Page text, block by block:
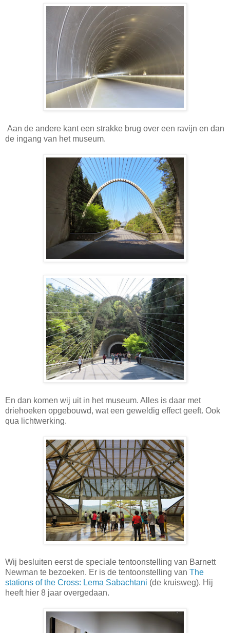
Aan de andere kant een strakke brug over een ravijn en dan
de ingang van het museum.
En dan komen wij uit in het museum. Alles is daar met
driehoeken opgebouwd, wat een geweldig effect geeft. Ook
qua lichtwerking.
Wij besluiten eerst de speciale tentoonstelling van Barnett
Newman te bezoeken. Er is de tentoonstelling van The
stations of the Cross: Lema Sabachtani (de kruisweg). Hij
heeft hier 8 jaar overgedaan.